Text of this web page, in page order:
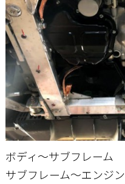
ボディ～サブフレーム
サブフレーム～エンジン